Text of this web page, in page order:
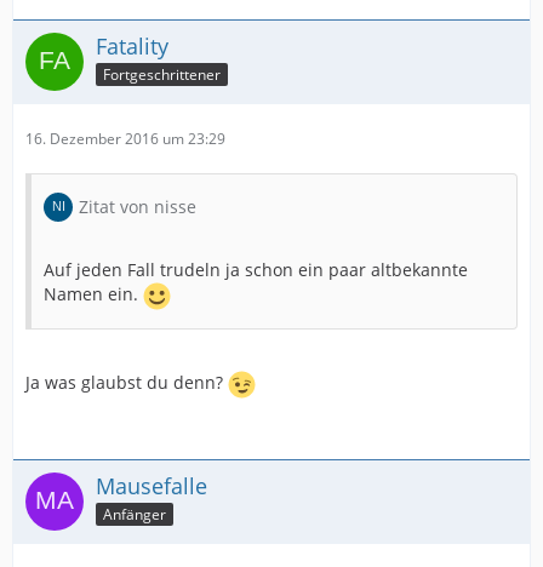
Fatality
Fortgeschrittener
16. Dezember 2016 um 23:29
Zitat von nisse
Auf jeden Fall trudeln ja schon ein paar altbekannte
Namen ein.
Ja was glaubst du denn?
Mausefalle
Anfänger